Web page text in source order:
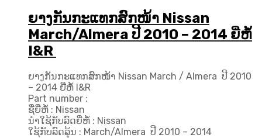
ຍາງກັນກະແທກສົກໜ້າ Nissan
March/Almera ປີ​ 2010 – 2014 ຍີ່ຫໍ້
I&R
ຍາງກັນກະແທກສົກໜ້າ Nissan March / Almera ປີ​ 2010
– 2014 ຍີ່ຫໍ້ I&R
Part number :
ຊື່ຍີ່ຫໍ້ : Nissan
ນຳໃຊ້ກັບລົດຍີ່ຫໍ້ : Nissan
ໃຊ້ກັບລົດລຸ້ນ : March/Almera ປີ​ 2010 – 2014